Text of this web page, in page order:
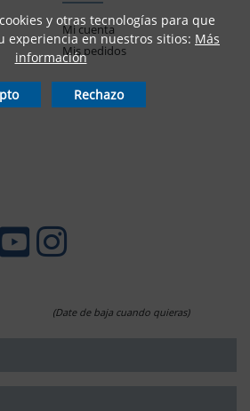
Mi cuenta
Mis pedidos
(Date de baja cuando quieras)
y otras tecnologías para que
experiencia en nuestros sitios: Más
información
Rechazo